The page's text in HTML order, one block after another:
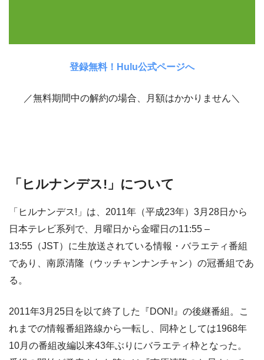
登録無料！Hulu公式ページへ
／無料期間中の解約の場合、月額はかかりません＼
「ヒルナンデス!」について
「ヒルナンデス!」は、2011年（平成23年）3月28日から
日本テレビ系列で、月曜日から金曜日の11:55 –
13:55（JST）に生放送されている情報・バラエティ番組
であり、南原清隆（ウッチャンナンチャン）の冠番組であ
る。
2011年3月25日を以て終了した『DON!』の後継番組。こ
れまでの情報番組路線から一転し、同枠としては1968年
10月の番組改編以来43年ぶりにバラエティ枠となった。